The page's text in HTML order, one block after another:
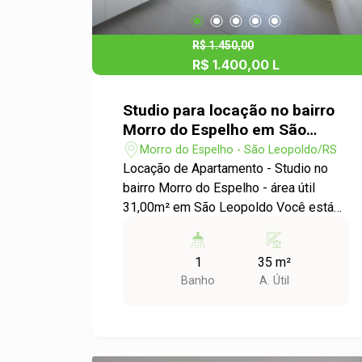
R$ 1.450,00
R$ 1.400,00 L
Studio para locação no bairro
Morro do Espelho em São
Leopoldo
Morro do Espelho - São Leopoldo/RS
Locação de Apartamento - Studio no
bairro Morro do Espelho - área útil
31,00m² em São Leopoldo Você está
aconchegante e prático para morar?
Temos a opção perfeita para você!
Apresentamos um lindo apartamento
1
Banho
35 m²
A. Útil